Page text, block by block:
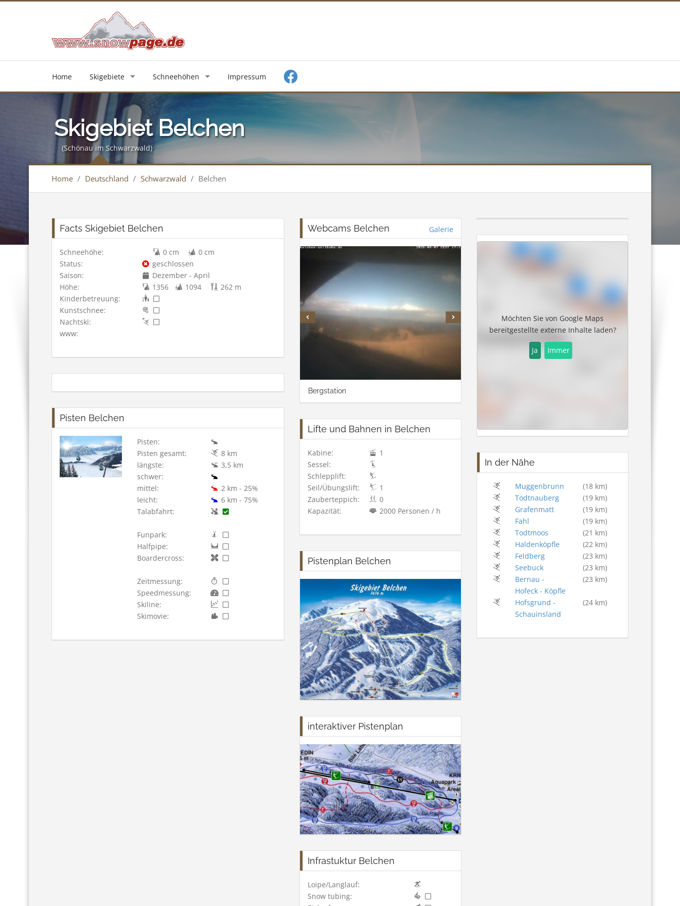
Home Skigebiete Schneehöhen Impressum
Skigebiet Belchen
(Schönau im Schwarzwald)
Home / Deutschland / Schwarzwald / Belchen
Facts Skigebiet Belchen
Schneehöhe: 0 cm
0 cm
Status:
geschlossen
Saison:
Dezember - April
Höhe:
1356 1094
262 m
Kinderbetreuung:
Kunstschnee:
Nachtski:
www:
Pisten Belchen
Pisten:
Pisten gesamt:
8 km
längste:
3,5 km
schwer:
mittel:
2 km - 25%
leicht:
6 km - 75%
Talabfahrt:
Funpark:
Halfpipe:
Boardercross:
Zeitmessung:
Speedmessung:
Skiline:
Skimovie:
Webcams Belchen Galerie
Bergstation
Lifte und Bahnen in Belchen
Kabine:
1
Sessel:
Schlepplift:
Seil/Übungslift:
1
Zauberteppich:
0
Kapazität:
2000 Personen / h
Pistenplan Belchen
interaktiver Pistenplan
Infrastuktur Belchen
Loipe/Langlauf:
Snow tubing:
Möchten Sie von Google Maps
bereitgestellte externe Inhalte laden?
Ja Immer
In der Nähe
Muggenbrunn
(18 km)
Todtnauberg
(19 km)
Grafenmatt
(19 km)
Fahl
(19 km)
Todtmoos
(21 km)
Haldenköpfle
(22 km)
Feldberg
(23 km)
Seebuck
(23 km)
Bernau -
Hofeck - Köpfle
(23 km)
Hofsgrund -
Schauinsland
(24 km)